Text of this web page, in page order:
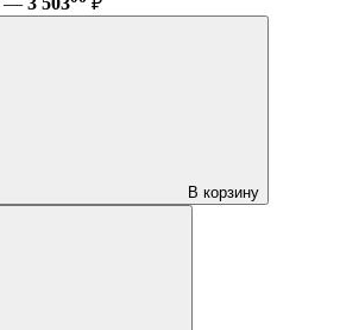
В корзину